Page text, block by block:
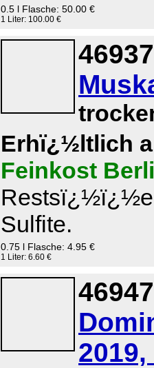
0.5 l Flasche: 50.00 €
1 Liter: 100.00 €
Erhï¿½ltlich
Feinkost
Sulfite.
0.75 l Flasche: 4.95 €
1 Liter: 6.60 €
2019,